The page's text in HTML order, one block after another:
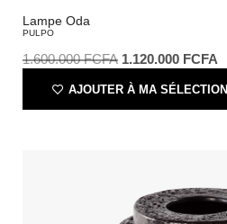
Lampe Oda
PULPO
1.600.000FCFA 1.120.000 FCFA
AJOUTER À MA SÉLECTION